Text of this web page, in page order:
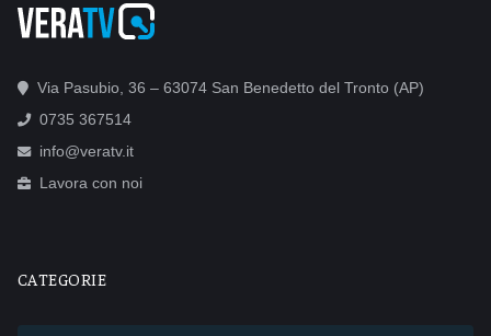
Via Pasubio, 36 – 63074 San Benedetto del Tronto (AP)
0735 367514
info@veratv.it
Lavora con noi
CATEGORIE